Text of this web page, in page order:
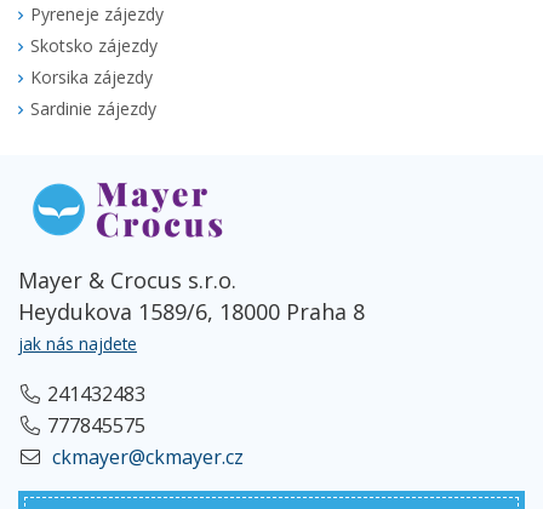
Pyreneje zájezdy
Skotsko zájezdy
Korsika zájezdy
Sardinie zájezdy
Mayer & Crocus s.r.o.
Heydukova 1589/6, 18000 Praha 8
jak nás najdete
241432483
777845575
ckmayer@ckmayer.cz